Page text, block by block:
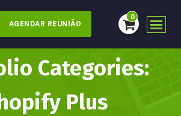
0
AGENDAR REUNIÃO
Categories:
Plus